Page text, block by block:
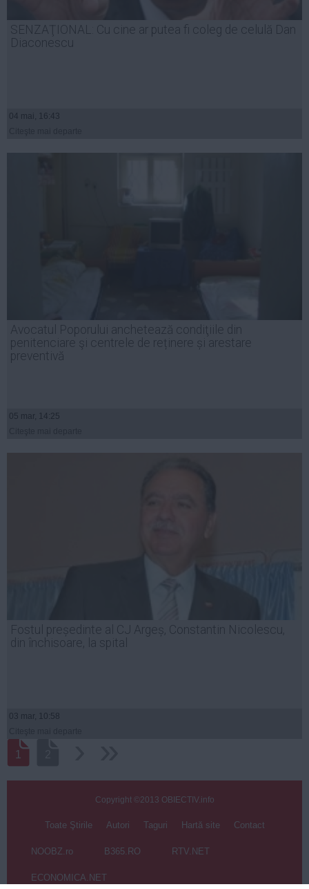
SENZAŢIONAL: Cu cine ar putea fi coleg de celulă Dan
Diaconescu
04 mai, 16:43
Avocatul Poporului anchetează condiţiile din
penitenciare şi centrele de reținere și arestare
preventivă
05 mar, 14:25
Fostul președinte al CJ Argeș, Constantin Nicolescu,
din închisoare, la spital
03 mar, 10:58
1
Copyright ©2013 OBIECTIV.info
Toate Ştirile Autori Taguri Hartă site Contact
NOOBZ.ro B365.RO RTV.NET
ECONOMICA.NET